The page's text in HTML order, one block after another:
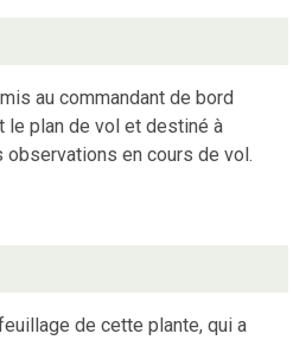
au commandant de bord
le plan de vol et destiné à
en cours de vol.
de cette plante, qui a